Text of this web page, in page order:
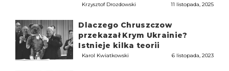
Krzysztof Drozdowski 11 listopada, 2025
Dlaczego Chruszczow
przekazał Krym Ukrainie?
Istnieje kilka teorii
Karol Kwiatkowski 6 listopada, 2023